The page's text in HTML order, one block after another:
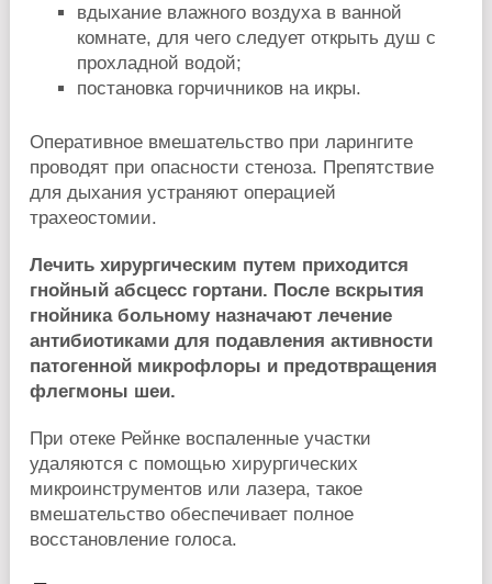
вдыхание влажного воздуха в ванной
комнате, для чего следует открыть душ с
прохладной водой;
постановка горчичников на икры.
Оперативное вмешательство при ларингите
проводят при опасности стеноза. Препятствие
для дыхания устраняют операцией
трахеостомии.
Лечить хирургическим путем приходится
гнойный абсцесс гортани. После вскрытия
гнойника больному назначают лечение
антибиотиками для подавления активности
патогенной микрофлоры и предотвращения
флегмоны шеи.
При отеке Рейнке воспаленные участки
удаляются с помощью хирургических
микроинструментов или лазера, такое
вмешательство обеспечивает полное
восстановление голоса.